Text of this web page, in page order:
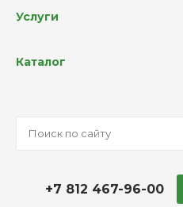
Услуги
Каталог
+7 812 467-96-00